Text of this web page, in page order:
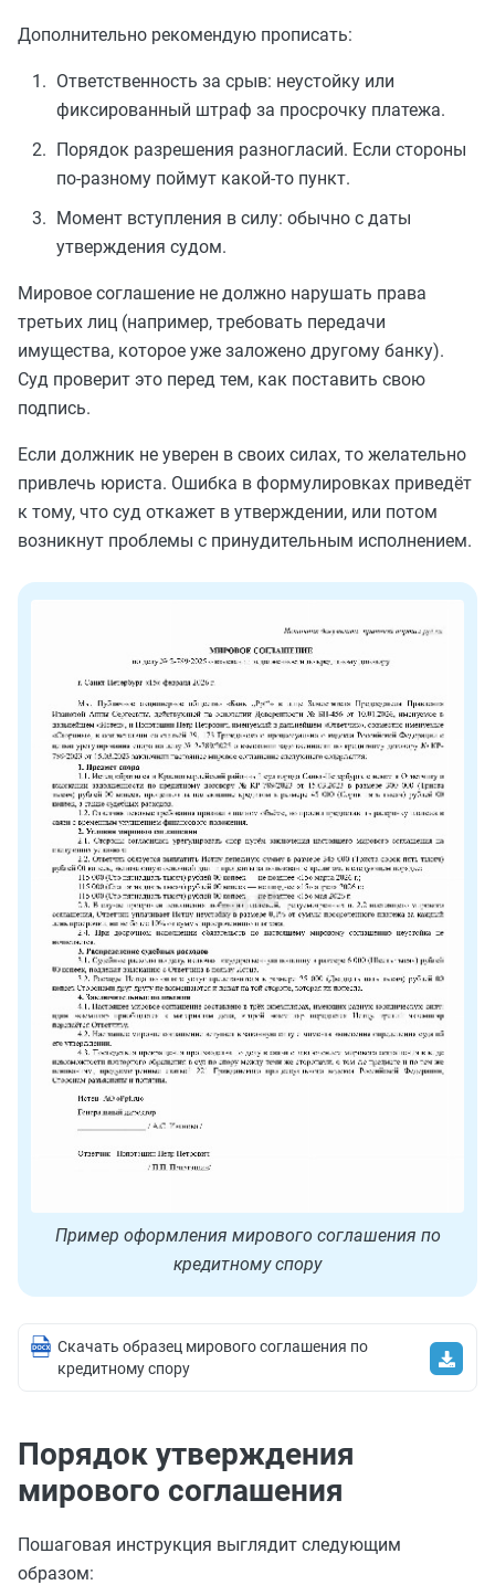
Дополнительно рекомендую прописать:
Ответственность за срыв: неустойку или
фиксированный штраф за просрочку платежа.
Порядок разрешения разногласий. Если стороны
по-разному поймут какой-то пункт.
Момент вступления в силу: обычно с даты
утверждения судом.
Мировое соглашение не должно нарушать права
третьих лиц (например, требовать передачи
имущества, которое уже заложено другому банку).
Суд проверит это перед тем, как поставить свою
подпись.
Если должник не уверен в своих силах, то желательно
привлечь юриста. Ошибка в формулировках приведёт
к тому, что суд откажет в утверждении, или потом
возникнут проблемы с принудительным исполнением.
Пример оформления мирового соглашения по
кредитному спору
Скачать образец мирового соглашения по
кредитному спору
Порядок утверждения
мирового соглашения
Пошаговая инструкция выглядит следующим
образом: